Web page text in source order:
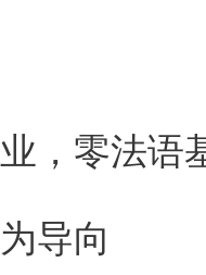
，零法语
导向